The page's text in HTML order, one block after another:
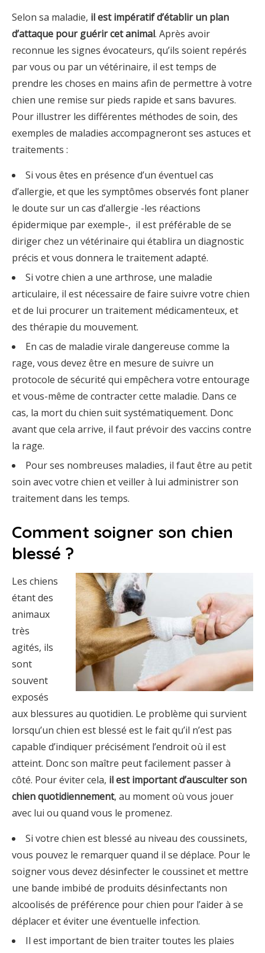
Selon sa maladie, il est impératif d’établir un plan
d’attaque pour guérir cet animal. Après avoir
reconnue les signes évocateurs, qu’ils soient repérés
par vous ou par un vétérinaire, il est temps de
prendre les choses en mains afin de permettre à votre
chien une remise sur pieds rapide et sans bavures.
Pour illustrer les différentes méthodes de soin, des
exemples de maladies accompagneront ses astuces et
traitements :
Si vous êtes en présence d’un éventuel cas
d’allergie, et que les symptômes observés font planer
le doute sur un cas d’allergie -les réactions
épidermique par exemple-, il est préférable de se
diriger chez un vétérinaire qui établira un diagnostic
précis et vous donnera le traitement adapté.
Si votre chien a une arthrose, une maladie
articulaire, il est nécessaire de faire suivre votre chien
et de lui procurer un traitement médicamenteux, et
des thérapie du mouvement.
En cas de maladie virale dangereuse comme la
rage, vous devez être en mesure de suivre un
protocole de sécurité qui empêchera votre entourage
et vous-même de contracter cette maladie. Dans ce
cas, la mort du chien suit systématiquement. Donc
avant que cela arrive, il faut prévoir des vaccins contre
la rage.
Pour ses nombreuses maladies, il faut être au petit
soin avec votre chien et veiller à lui administrer son
traitement dans les temps.
Comment soigner son chien
blessé ?
Les chiens
étant des
animaux
très
agités, ils
sont
souvent
exposés
aux blessures au quotidien. Le problème qui survient
lorsqu’un chien est blessé est le fait qu’il n’est pas
capable d’indiquer précisément l’endroit où il est
atteint. Donc son maître peut facilement passer à
côté. Pour éviter cela, il est important d’ausculter son
chien quotidiennement, au moment où vous jouer
avec lui ou quand vous le promenez.
Si votre chien est blessé au niveau des coussinets,
vous pouvez le remarquer quand il se déplace. Pour le
soigner vous devez désinfecter le coussinet et mettre
une bande imbibé de produits désinfectants non
alcoolisés de préférence pour chien pour l’aider à se
déplacer et éviter une éventuelle infection.
Il est important de bien traiter toutes les plaies